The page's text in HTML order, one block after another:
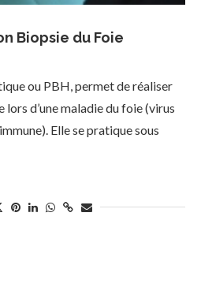
Biopsie du Foie
ou PBH, permet de réaliser
d’une maladie du foie (virus
Elle se pratique sous